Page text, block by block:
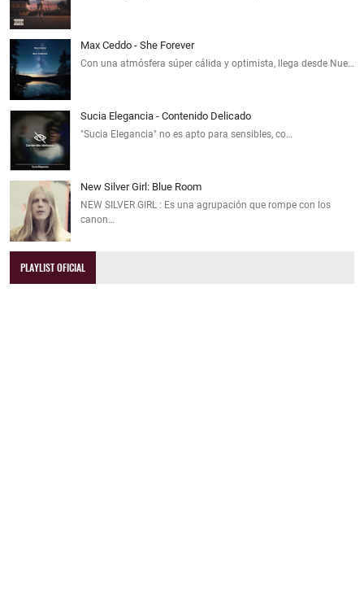
Max Ceddo - She Forever
Con una atmósfera súper cálida y optimista, llega desde Nue…
Sucia Elegancia - Contenido Delicado
"Sucia Elegancia" no es apto para sensibles, co…
New Silver Girl: Blue Room
NEW SILVER GIRL : Es una agrupación que rompe con los
canon…
PLAYLIST OFICIAL